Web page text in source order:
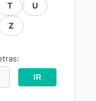
T U
Z